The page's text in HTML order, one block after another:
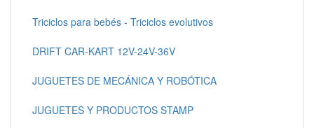
Triciclos para bebés - Triciclos evolutivos
DRIFT CAR-KART 12V-24V-36V
JUGUETES DE MECÁNICA Y ROBÓTICA
JUGUETES Y PRODUCTOS STAMP